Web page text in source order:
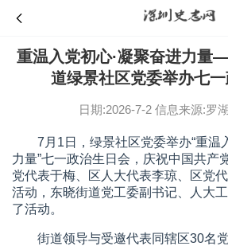
重温入党初心·凝聚奋进力
道绿景社区党委举办七
日期:2026-7-2 信息来源:罗
7月1日，绿景社区党委举办“重温
力量”七一政治生日会，庆祝中国共产
党代表于梅、区人大代表李琼、区党
活动，东晓街道党工委副书记、人大
了活动。
街道领导与受邀代表同辖区30名党